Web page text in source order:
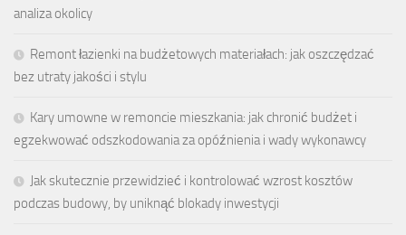
analiza okolicy
Remont łazienki na budżetowych materiałach: jak oszczędzać
bez utraty jakości i stylu
Kary umowne w remoncie mieszkania: jak chronić budżet i
egzekwować odszkodowania za opóźnienia i wady wykonawcy
Jak skutecznie przewidzieć i kontrolować wzrost kosztów
podczas budowy, by uniknąć blokady inwestycji